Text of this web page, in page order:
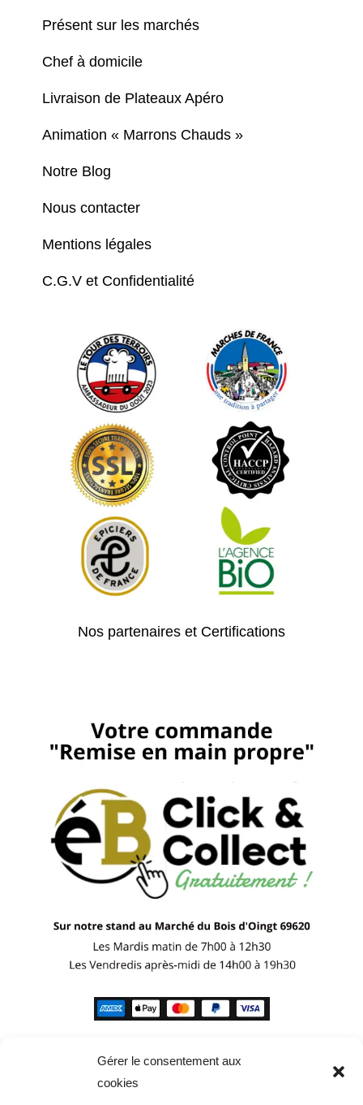
Gérer le consentement aux
cookies
Présent sur les marchés
Chef à domicile
Livraison de Plateaux Apéro
Animation « Marrons Chauds »
Notre Blog
Nous contacter
Mentions légales
C.G.V et Confidentialité
Nos partenaires et Certifications